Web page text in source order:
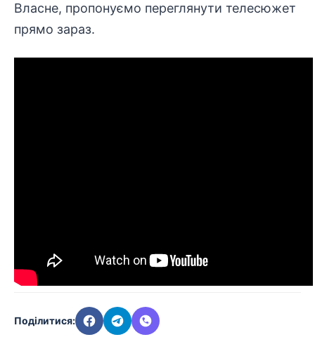
Власне, пропонуємо переглянути телесюжет
прямо зараз.
Поділитися: